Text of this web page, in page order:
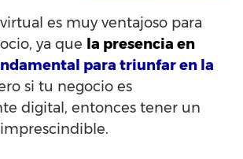
es muy ventajoso para
ya que la presencia en
para triunfar en la
si tu negocio es
digital, entonces tener un